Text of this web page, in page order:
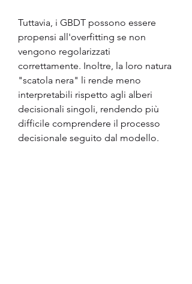
Tuttavia, i GBDT possono essere
propensi all'overfitting se non
vengono regolarizzati
correttamente. Inoltre, la loro natura
"scatola nera" li rende meno
interpretabili rispetto agli alberi
decisionali singoli, rendendo più
difficile comprendere il processo
decisionale seguito dal modello.